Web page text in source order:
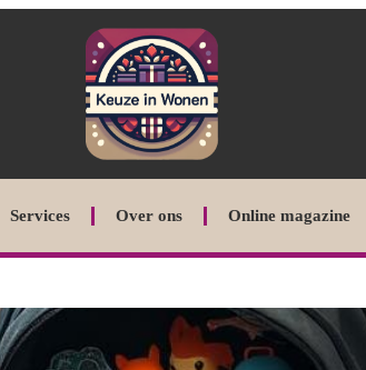
Services Over ons Online magazine